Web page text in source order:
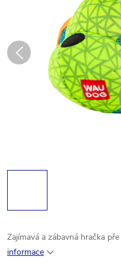
Zajímavá a zábavná hračka
informace